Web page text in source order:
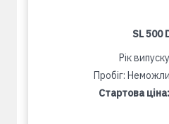
SL 500
Рік
Пробіг:
Стартова ціна: